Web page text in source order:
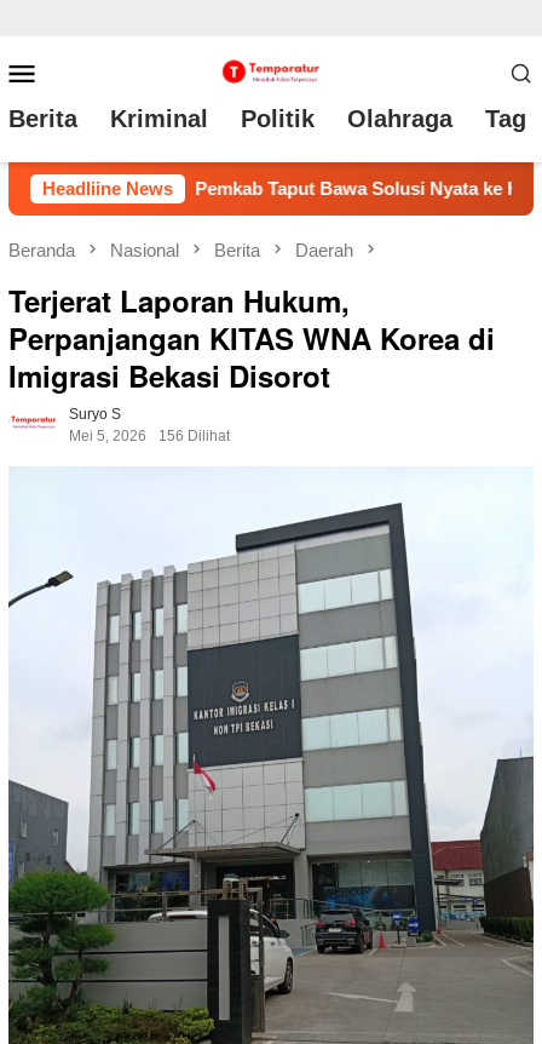
ke
konten
Mobile
Berita Kriminal Politik Olahraga Tag
Headliine News
Solusi Nyata ke Hutatua: Jalan, Internet, Pertanian, hingga
Beranda Nasional Berita Daerah
Terjerat Laporan Hukum,
Perpanjangan KITAS WNA Korea di
Imigrasi Bekasi Disorot
Suryo S
Mei 5, 2026
156 Dilihat